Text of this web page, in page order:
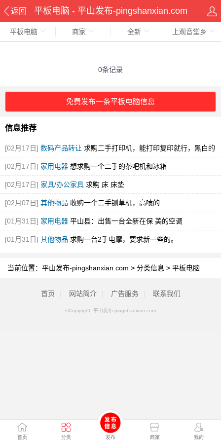
返回 平板电脑 - 平山发布-pingshanxian.com
首页 分类 发布 商家 我的
平板电脑 商家 全新 上观音堂乡
0条记录
免费发布一条平板电脑信息
信息推荐
[02月17日] 数码产品转让 求购二手打印机，能打印复印就行，黑白的
就可
[02月17日] 家用电器 想求购一个二手的茶吧机和冰箱
[02月17日] 家具/办公家具 求购 床 床垫
[02月07日] 其他物品 收购一个二手铡草机，高喷的
[01月31日] 家用电器 平山县：出售一台全新在保 美的空调
[01月31日] 其他物品 求购一台2手电摩，要求新一些的。
当前位置： 平山发布-pingshanxian.com > 分类信息 > 平板电脑
首页 网站简介 广告服务 联系我们
©Copyright 平山发布-pingshanxian.com